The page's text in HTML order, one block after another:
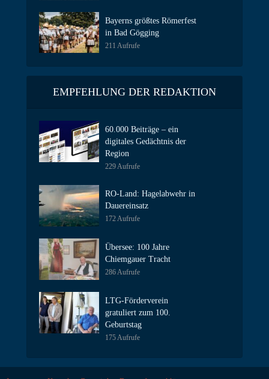
Bayerns größtes Römerfest
in Bad Gögging
211 Aufrufe
EMPFEHLUNG DER REDAKTION
60.000 Beiträge – ein
digitales Gedächtnis der
Region
229 Aufrufe
RO-Land: Hagelabwehr in
Dauereinsatz
172 Aufrufe
Übersee: 100 Jahre
Chiemgauer Tracht
286 Aufrufe
LTG-Förderverein
gratuliert zum 100.
Geburtstag
175 Aufrufe